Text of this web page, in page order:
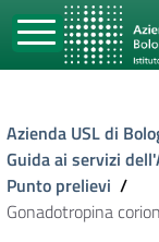
Azienda USL di
Guida ai servizi
Punto prelievi /
Gonadotropina